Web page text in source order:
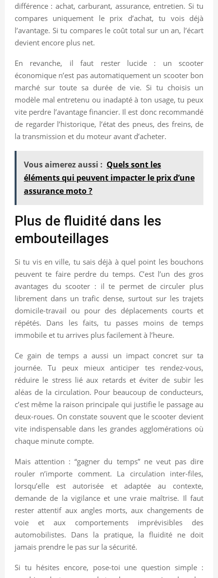
différence : achat, carburant, assurance, entretien. Si tu
compares uniquement le prix d’achat, tu vois déjà
l’avantage. Si tu compares le coût total sur un an, l’écart
devient encore plus net.
En revanche, il faut rester lucide : un scooter
économique n’est pas automatiquement un scooter bon
marché sur toute sa durée de vie. Si tu choisis un
modèle mal entretenu ou inadapté à ton usage, tu peux
vite perdre l’avantage financier. Il est donc recommandé
de regarder l’historique, l’état des pneus, des freins, de
la transmission et du moteur avant d’acheter.
Vous aimerez aussi : Quels sont les
éléments qui peuvent impacter le prix d’une
assurance moto ?
Plus de fluidité dans les
embouteillages
Si tu vis en ville, tu sais déjà à quel point les bouchons
peuvent te faire perdre du temps. C’est l’un des gros
avantages du scooter : il te permet de circuler plus
librement dans un trafic dense, surtout sur les trajets
domicile-travail ou pour des déplacements courts et
répétés. Dans les faits, tu passes moins de temps
immobile et tu arrives plus facilement à l’heure.
Ce gain de temps a aussi un impact concret sur ta
journée. Tu peux mieux anticiper tes rendez-vous,
réduire le stress lié aux retards et éviter de subir les
aléas de la circulation. Pour beaucoup de conducteurs,
c’est même la raison principale qui justifie le passage au
deux-roues. On constate souvent que le scooter devient
vite indispensable dans les grandes agglomérations où
chaque minute compte.
Mais attention : “gagner du temps” ne veut pas dire
rouler n’importe comment. La circulation inter-files,
lorsqu’elle est autorisée et adaptée au contexte,
demande de la vigilance et une vraie maîtrise. Il faut
rester attentif aux angles morts, aux changements de
voie et aux comportements imprévisibles des
automobilistes. Dans la pratique, la fluidité ne doit
jamais prendre le pas sur la sécurité.
Si tu hésites encore, pose-toi une question simple :